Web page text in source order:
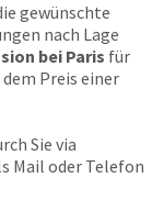
gewünschte
nach Lage
bei Paris für
Preis einer
Sie via
Mail oder Telefon